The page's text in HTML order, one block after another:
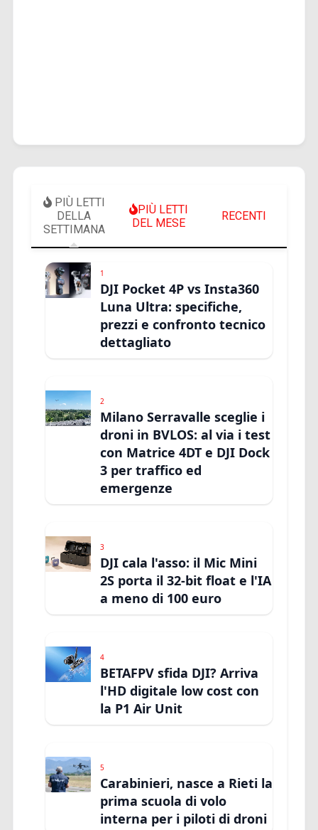
PIÙ LETTI
DELLA
SETTIMANA
PIÙ LETTI
DEL MESE
RECENTI
1
DJI Pocket 4P vs Insta360
Luna Ultra: specifiche,
prezzi e confronto tecnico
dettagliato
2
Milano Serravalle sceglie i
droni in BVLOS: al via i test
con Matrice 4DT e DJI Dock
3 per traffico ed
emergenze
3
DJI cala l'asso: il Mic Mini
2S porta il 32-bit float e l'IA
a meno di 100 euro
4
BETAFPV sfida DJI? Arriva
l'HD digitale low cost con
la P1 Air Unit
5
Carabinieri, nasce a Rieti la
prima scuola di volo
interna per i piloti di droni